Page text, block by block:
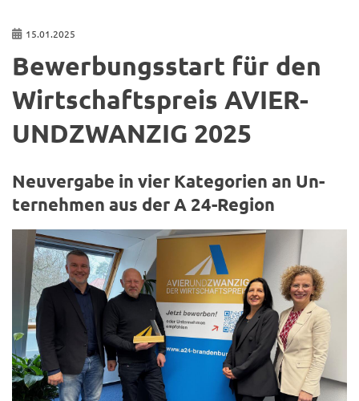
15.01.2025
Be­wer­bungs­start für den
Wirt­schafts­preis AVIER­
UND­ZWAN­ZIG 2025
Neu­ver­ga­be in vier Ka­te­go­rien an Un­
ter­neh­men aus der A 24-​Region